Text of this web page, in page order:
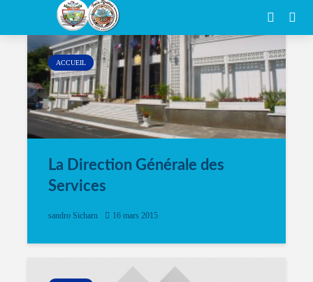
Author - sandro Sicharn
ACCUEIL
La Direction Générale des
Services
sandro Sicharn 16 mars 2015